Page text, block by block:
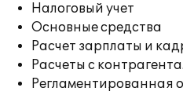
Налоговый учет
Основные средства
Расчет зарплаты и
Расчеты с
Регламентированная